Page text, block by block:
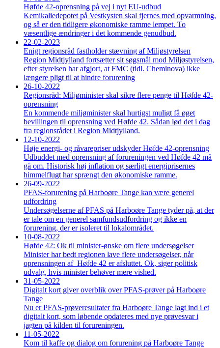
Høfde 42-oprensning på vej i nyt EU-udbud
Kemikaliedepotet på Vestkysten skal fjernes med opvarmning,
og så er den tidligere økonomiske ramme lempet. To
væsentlige ændringer i det kommende genudbud.
22-02-2023
Enigt regionsråd fastholder stævning af Miljøstyrelsen
Region Midtjylland fortsætter sit søgsmål mod Miljøstyrelsen,
efter styrelsen har afgjort, at FMC (tidl. Cheminova) ikke
længere pligt til at hindre forurening
26-10-2022
Regionsråd: Miljøminister skal sikre flere penge til Høfde 42-
oprensning
En kommende miljøminister skal hurtigst muligt få øget
bevillingen til oprensning ved Høfde 42. Sådan lød det i dag
fra regionsrådet i Region Midtjylland.
12-10-2022
Høje energi- og råvarepriser udskyder Høfde 42-oprensning
Udbuddet med oprensning af forureningen ved Høfde 42 må
gå om. Historisk høj inflation og særligt energiprisernes
himmelflugt har sprængt den økonomiske ramme.
26-09-2022
PFAS-forurening på Harboøre Tange kan være generel
udfordring
Undersøgelserne af PFAS på Harboøre Tange tyder på, at der
er tale om en generel samfundsudfordring og ikke en
forurening, der er isoleret til lokalområdet.
10-08-2022
Høfde 42: Ok til minister-ønske om flere undersøgelser
Minister har bedt regionen lave flere undersøgelser, når
oprensningen af Høfde 42 er afsluttet. Ok, siger politisk
udvalg, hvis minister behøver mere vished.
31-05-2022
Digitalt kort giver overblik over PFAS-prøver på Harboøre
Tange
Nu er PFAS-prøveresultater fra Harboøre Tange lagt ind i et
digitalt kort, som løbende opdateres med nye prøvesvar i
jagten på kilden til forureningen.
11-05-2022
Kom til kaffe og dialog om forurening på Harboøre Tange